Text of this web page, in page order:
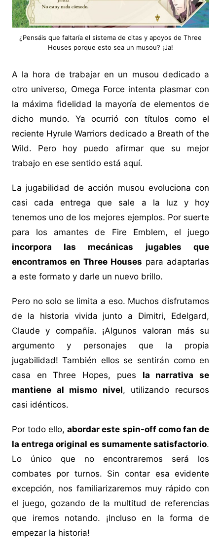
¿Pensáis que faltaría el sistema de citas y apoyos de Three
Houses porque esto sea un musou? ¡Ja!
A la hora de trabajar en un musou dedicado a
otro universo, Omega Force intenta plasmar con
la máxima fidelidad la mayoría de elementos de
dicho mundo. Ya ocurrió con títulos como el
reciente Hyrule Warriors dedicado a Breath of the
Wild. Pero hoy puedo afirmar que su mejor
trabajo en ese sentido está aquí.
La jugabilidad de acción musou evoluciona con
casi cada entrega que sale a la luz y hoy
tenemos uno de los mejores ejemplos. Por suerte
para los amantes de Fire Emblem, el juego
incorpora las mecánicas jugables que
encontramos en Three Houses para adaptarlas
a este formato y darle un nuevo brillo.
Pero no solo se limita a eso. Muchos disfrutamos
de la historia vivida junto a Dimitri, Edelgard,
Claude y compañía. ¡Algunos valoran más su
argumento y personajes que la propia
jugabilidad! También ellos se sentirán como en
casa en Three Hopes, pues la narrativa se
mantiene al mismo nivel, utilizando recursos
casi idénticos.
Por todo ello,abordar este spin-off como fan de
la entrega original es sumamente satisfactorio.
Lo único que no encontraremos será los
combates por turnos. Sin contar esa evidente
excepción, nos familiarizaremos muy rápido con
el juego, gozando de la multitud de referencias
que iremos notando. ¡Incluso en la forma de
empezar la historia!